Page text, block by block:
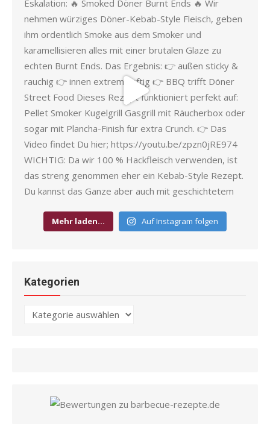
Mehr laden… Auf Instagram folgen
Kategorien
Kategorien